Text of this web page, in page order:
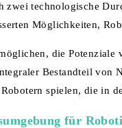
zwei technologische
Möglichkeiten,
die
Bestandteil von
spielen, die in
für